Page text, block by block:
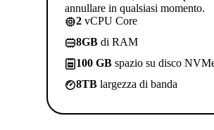
annullare in qualsiasi momento.
2 vCPU Core
8GB di RAM
100 GB spazio su disco
8TB largezza di banda